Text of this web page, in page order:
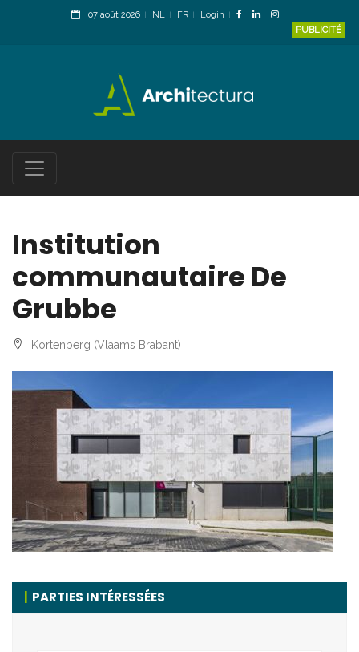
07 août 2026 NL FR
Login
PUBLICITÉ
Institution
communautaire De
Grubbe
Kortenberg (Vlaams Brabant)
PARTIES INTÉRESSÉES